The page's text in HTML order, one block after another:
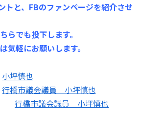
トと、FBのファンページを紹介させ
らでも投下します。
気軽にお願いします。
小坪慎也
行橋市議会議員 小坪慎也
行橋市議会議員 小坪慎也